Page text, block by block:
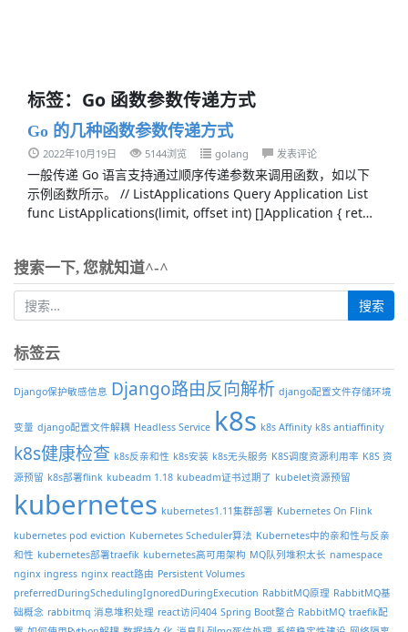
标签：Go 函数参数传递方式
Go 的几种函数参数传递方式
2022年10月19日 5144浏览 golang 发表评论
一般传递 Go 语言支持通过顺序传递参数来调用函数，如以下
示例函数所示。 // ListApplications Query Application List
func ListApplications(limit, offset int) []Application { ret…
搜索一下, 您就知道^-^
标签云
Django保护敏感信息 Django路由反向解析 django配置文件存储环境
变量 django配置文件解耦 Headless Service k8s k8s Affinity k8s antiaffinity
k8s健康检查 k8s反亲和性 k8s安装 k8s无头服务 K8S调度资源利用率 K8S 资
源预留 k8s部署flink kubeadm 1.18 kubeadm证书过期了 kubelet资源预留
kubernetes kubernetes1.11集群部署 Kubernetes On Flink
kubernetes pod eviction Kubernetes Scheduler算法 Kubernetes中的亲和性与反亲
和性 kubernetes部署traefik kubernetes高可用架构 MQ队列堆积太长 namespace
nginx ingress nginx react路由 Persistent Volumes
preferredDuringSchedulingIgnoredDuringExecution RabbitMQ原理 RabbitMQ基
础概念 rabbitmq 消息堆积处理 react访问404 Spring Boot整合 RabbitMQ traefik配